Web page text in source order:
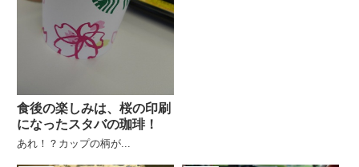
食後の楽しみは、桜の印刷
になったスタバの珈琲！
あれ！？カップの柄が...